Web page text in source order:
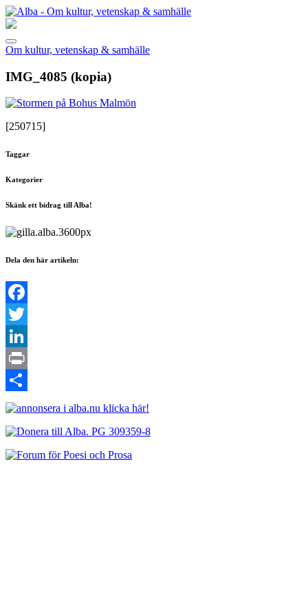
Om kultur, vetenskap & samhälle
IMG_4085 (kopia)
[250715]
Taggar
Kategorier
Skänk ett bidrag till Alba!
Dela den här artikeln:
Facebook
Twitter
LinkedIn
Print
Dela